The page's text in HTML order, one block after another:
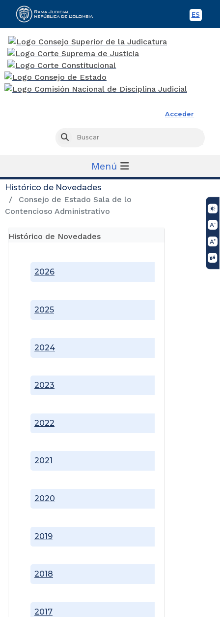
ES
Acceder
Buscar
Menú
Histórico de Novedades
Consejo de Estado Sala de lo
Contencioso Administrativo
Histórico de Novedades
2017
2018
2019
2020
2021
2022
2023
2024
2025
2026